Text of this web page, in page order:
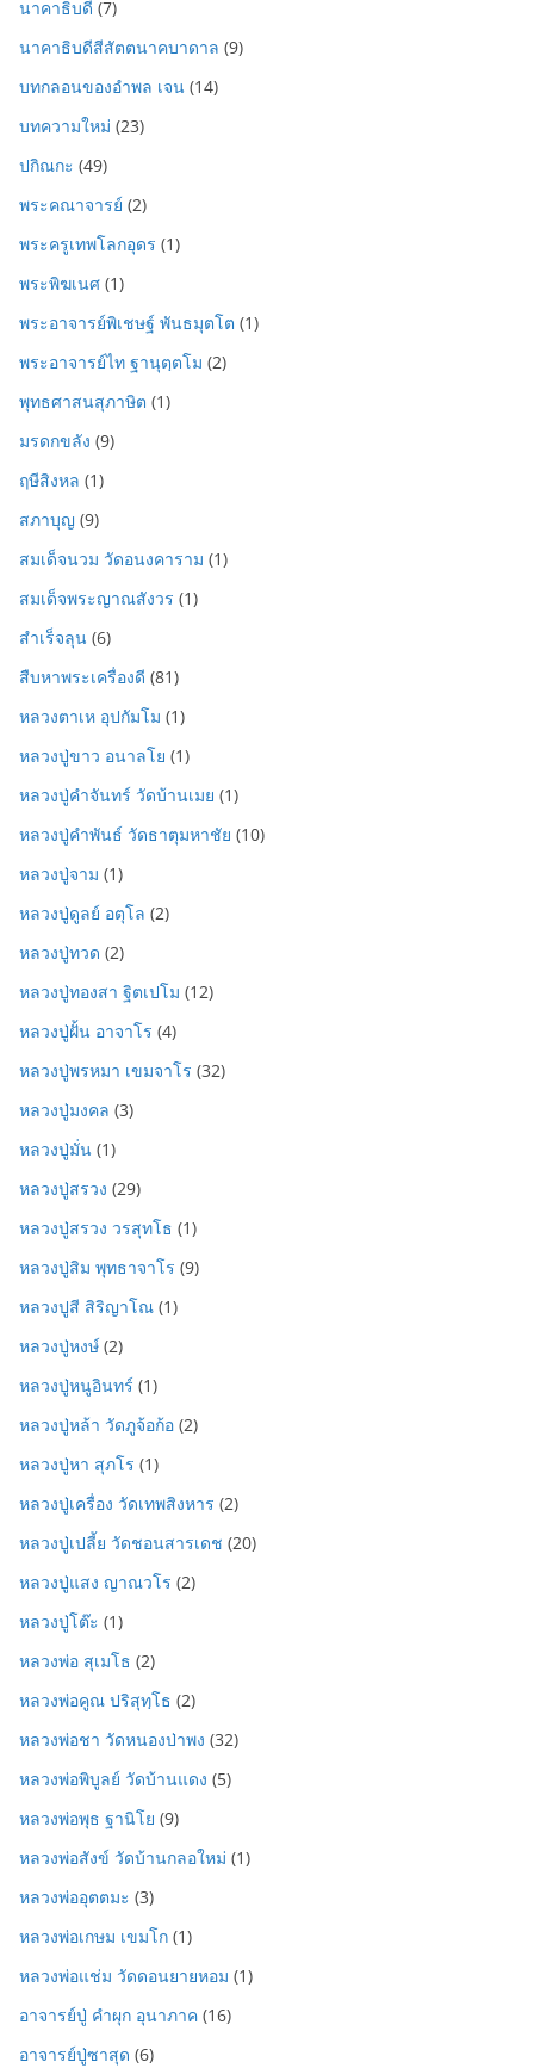
นาคาธิบดี (7)
นาคาธิบดีสีสัตตนาคบาดาล (9)
บทกลอนของอำพล เจน (14)
บทความใหม่ (23)
ปกิณกะ (49)
พระคณาจารย์ (2)
พระครูเทพโลกอุดร (1)
พระพิฆเนศ (1)
พระอาจารย์พิเชษฐ์ พันธมุตโต (1)
พระอาจารย์ไท ฐานุตฺตโม (2)
พุทธศาสนสุภาษิต (1)
มรดกขลัง (9)
ฤษีสิงหล (1)
สภาบุญ (9)
สมเด็จนวม วัดอนงคาราม (1)
สมเด็จพระญาณสังวร (1)
สำเร็จลุน (6)
สืบหาพระเครื่องดี (81)
หลวงตาเห อุปกัมโม (1)
หลวงปู่ขาว อนาลโย (1)
หลวงปู่คำจันทร์ วัดบ้านเมย (1)
หลวงปู่คำพันธ์ วัดธาตุมหาชัย (10)
หลวงปู่จาม (1)
หลวงปู่ดูลย์ อตุโล (2)
หลวงปู่ทวด (2)
หลวงปู่ทองสา ฐิตเปโม (12)
หลวงปู่ฝั้น อาจาโร (4)
หลวงปู่พรหมา เขมจาโร (32)
หลวงปู่มงคล (3)
หลวงปู่มั่น (1)
หลวงปู่สรวง (29)
หลวงปู่สรวง วรสุทโธ (1)
หลวงปู่สิม พุทธาจาโร (9)
หลวงปูสี สิริญาโณ (1)
หลวงปู่หงษ์ (2)
หลวงปู่หนูอินทร์ (1)
หลวงปู่หล้า วัดภูจ้อก้อ (2)
หลวงปู่หา สุภโร (1)
หลวงปู่เครื่อง วัดเทพสิงหาร (2)
หลวงปู่เปลี้ย วัดชอนสารเดช (20)
หลวงปู่แสง ญาณวโร (2)
หลวงปู่โต๊ะ (1)
หลวงพ่อ สุเมโธ (2)
หลวงพ่อคูณ ปริสุทฺโธ (2)
หลวงพ่อชา วัดหนองป่าพง (32)
หลวงพ่อพิบูลย์ วัดบ้านแดง (5)
หลวงพ่อพุธ ฐานิโย (9)
หลวงพ่อสังข์ วัดบ้านกลอใหม่ (1)
หลวงพ่ออุตตมะ (3)
หลวงพ่อเกษม เขมโก (1)
หลวงพ่อแช่ม วัดดอนยายหอม (1)
อาจารย์ปู่ คำผุก อุนาภาค (16)
อาจารย์ปู่ซาสุด (6)